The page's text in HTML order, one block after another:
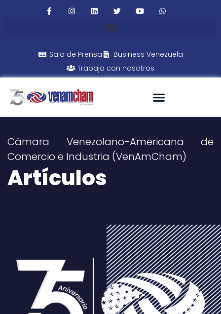
Sala de Prensa
Business Venezuela
Trabaja con nosotros
Cámara Venezolano-Americana de
Comercio e Industria (VenAmCham)
Artículos